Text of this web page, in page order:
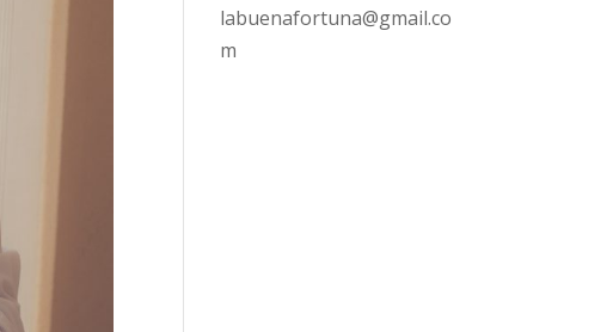
labuenafortuna@gmail.co
m